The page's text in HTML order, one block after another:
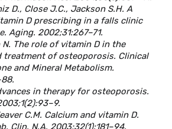
D., Close J.C., Jackson S.H. A
D prescribing in a falls clinic
Aging. 2002;31:267–71.
N. The role of vitamin D in the
treatment of osteoporosis. Clinical
and Mineral Metabolism.
in therapy for osteoporosis.
C.M. Calcium and vitamin D.
Clin. N.A. 2003;32(1):181–94.